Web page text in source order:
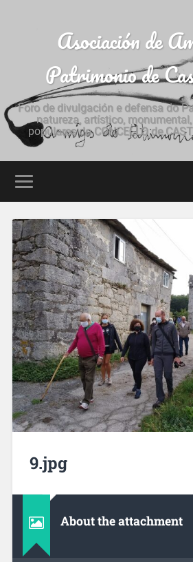
Asociación de
Patrimonio de
Foro de divulgación e defensa do
natureza, artístico,
populares do CONCELLO de
9.jpg
About the attachment